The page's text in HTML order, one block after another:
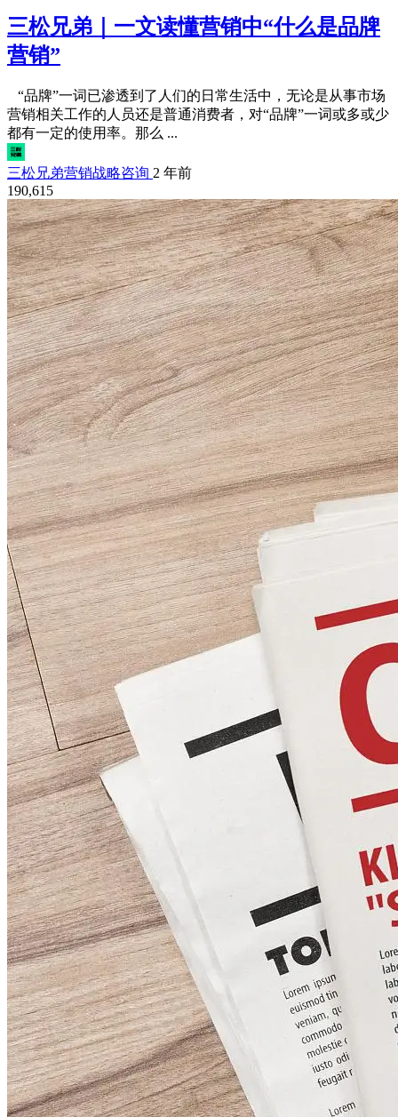
三松兄弟｜一文读懂营销中“什么是品牌
营销”
“品牌”一词已渗透到了人们的日常生活中，无论是从事市场
营销相关工作的人员还是普通消费者，对“品牌”一词或多或少
都有一定的使用率。那么 ...
三松兄弟营销战略咨询 2 年前
190,615